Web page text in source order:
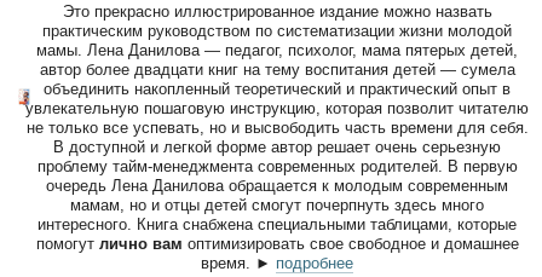
Это прекрасно иллюстрированное издание можно назвать
практическим руководством по систематизации жизни молодой
мамы. Лена Данилова — педагог, психолог, мама пятерых детей,
автор более двадцати книг на тему воспитания детей — сумела
объединить накопленный теоретический и практический опыт в
увлекательную пошаговую инструкцию, которая позволит читателю
не только все успевать, но и высвободить часть времени для себя.
В доступной и легкой форме автор решает очень серьезную
проблему тайм-менеджмента современных родителей. В первую
очередь Лена Данилова обращается к молодым современным
мамам, но и отцы детей смогут почерпнуть здесь много
интересного. Книга снабжена специальными таблицами, которые
помогут лично вам оптимизировать свое свободное и домашнее
время. ► подробнее